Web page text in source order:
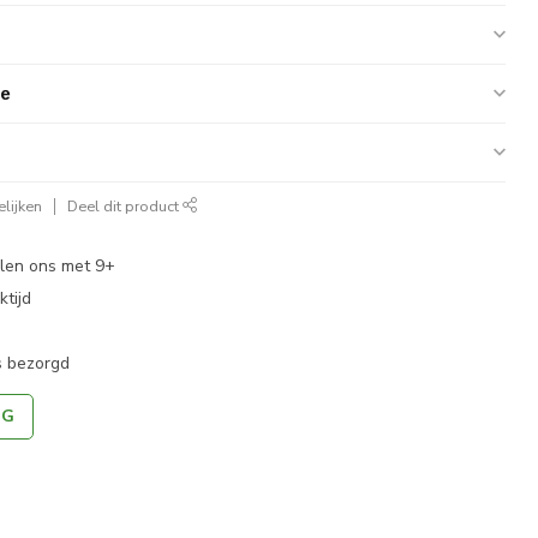
Deel dit product
ons met 9+
bezorgd